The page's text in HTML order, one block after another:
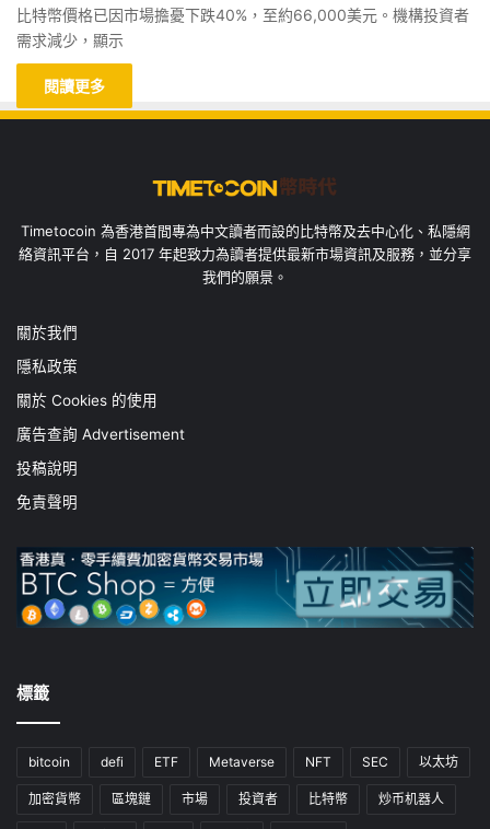
比特幣價格已因市場擔憂下跌40%，至約66,000美元。機構投資者
需求減少，顯示
閱讀更多
Timetocoin 為香港首間專為中文讀者而設的比特幣及去中心化、私隱網
絡資訊平台，自 2017 年起致力為讀者提供最新市場資訊及服務，並分享
我們的願景。
關於我們
隱私政策
關於 Cookies 的使用
廣告查詢 Advertisement
投稿說明
免責聲明
標籤
bitcoin defi ETF Metaverse NFT SEC 以太坊
加密貨幣 區塊鏈 市場 投資者 比特幣 炒币机器人